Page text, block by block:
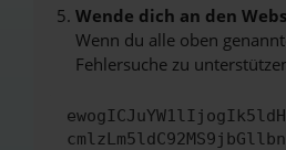
Wende dich an den
Wenn du alle oben
Fehlersuche zu